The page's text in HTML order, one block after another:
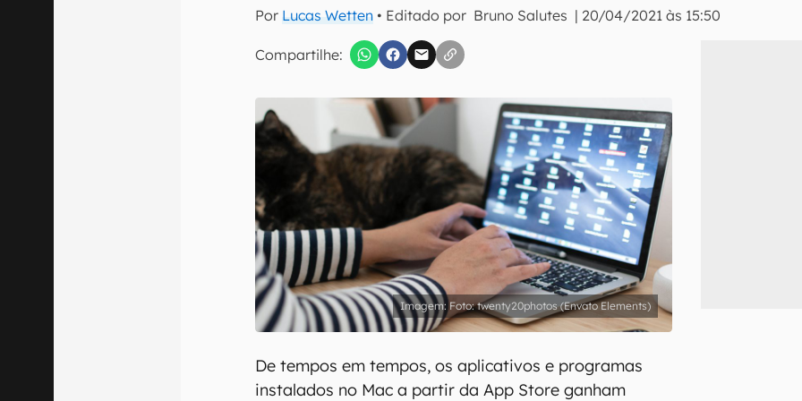
Por Lucas Wetten • Editado por Bruno Salutes | 20/04/2021 às 15:50
Compartilhe:
Confirmo que li, aceito e concordo com os Termos de Uso e Política de Privacidade do
Foto: twenty20photos (Envato Elements)
De tempos em tempos, os aplicativos e programas
instalados no Mac a partir da App Store ganham